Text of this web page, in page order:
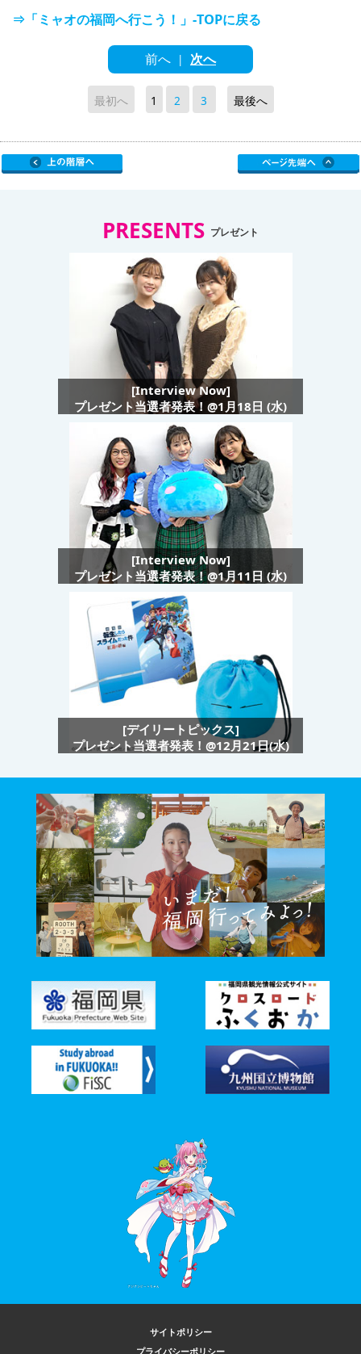
⇒「ミャオの福岡へ行こう！」-TOPに戻る
前へ | 次へ
最初へ 1 2 3 最後へ
PRESENTS プレゼント
[Interview Now]
プレゼント当選者発表！@1月18日 (水)
[Interview Now]
プレゼント当選者発表！@1月11日 (水)
[デイリートピックス]
プレゼント当選者発表！@12月21日(水)
サイトポリシー
プライバシーポリシー